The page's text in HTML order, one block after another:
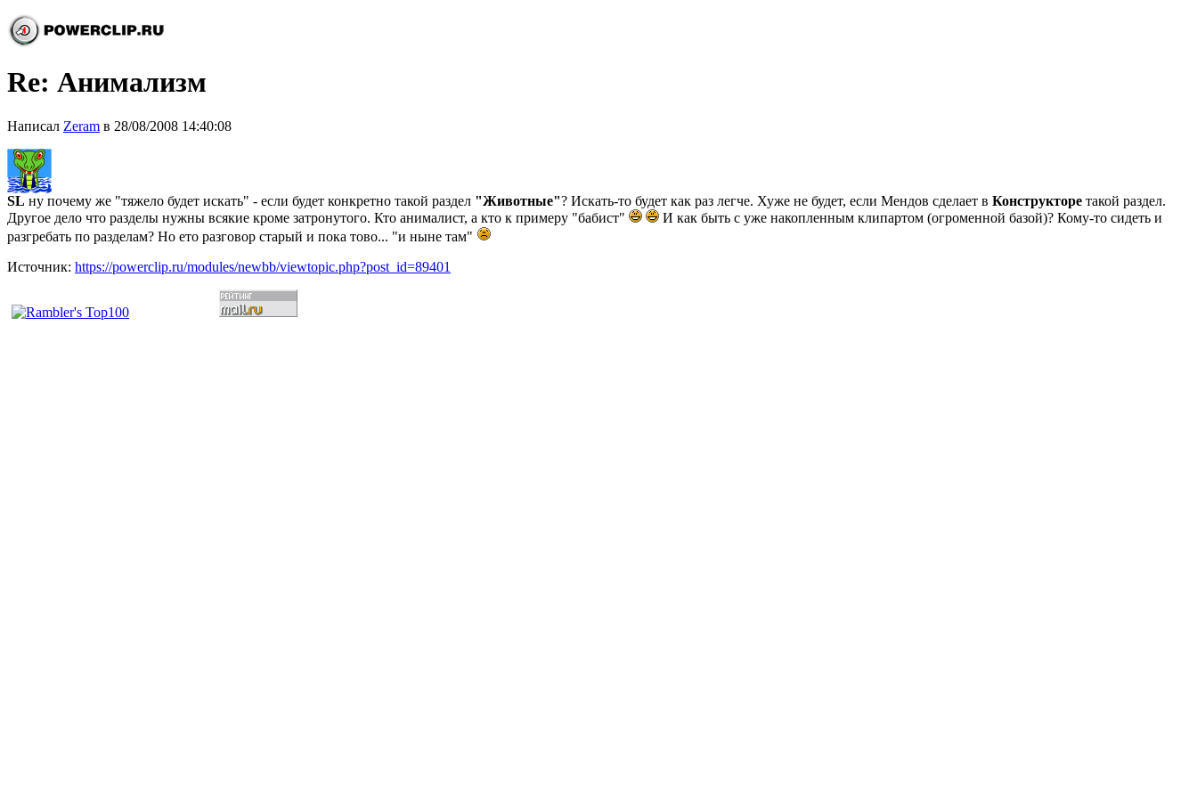
Re: Анимализм
Написал Zeram в 28/08/2008 14:40:08
SL ну почему же "тяжело будет искать" - если будет конкретно такой раздел "Животные"? Искать-то будет как раз легче. Хуже не будет, если Мендов сделает в Конструкторе такой раздел.
Другое дело что разделы нужны всякие кроме затронутого. Кто анималист, а кто к примеру "бабист"
И как быть с уже накопленным клипартом (огроменной базой)? Кому-то сидеть и
разгребать по разделам? Но ето разговор старый и пока тово... "и ныне там"
Источник: https://powerclip.ru/modules/newbb/viewtopic.php?post_id=89401